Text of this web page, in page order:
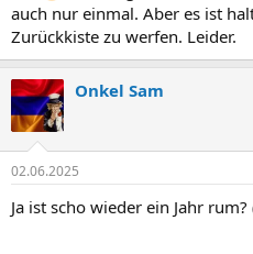
19 auf den Namen überprüfen).
Erfahrungsgemäß: einfacher
kommt an, falsche Hausnummer
zurückgegangen, weil nicht
man vielleicht sogar kennt oder
Empfänger der neu unter der
noch nicht am Kasten steht. Da
anderswo hingehen und den
Name passt, also unzustellbar und
auch nur einmal. Aber es ist
Zurückkiste zu werfen. Leider.
Onkel Sam
02.06.2025
Ja ist scho wieder ein Jahr